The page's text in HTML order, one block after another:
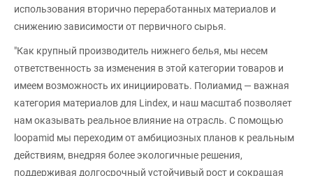
использования вторично переработанных материалов и
снижению зависимости от первичного сырья.
"Как крупный производитель нижнего белья, мы несем
ответственность за изменения в этой категории товаров и
имеем возможность их инициировать. Полиамид — важная
категория материалов для Lindex, и наш масштаб позволяет
нам оказывать реальное влияние на отрасль. С помощью
loopamid мы переходим от амбициозных планов к реальным
действиям, внедряя более экологичные решения,
поддерживая долгосрочный устойчивый рост и сокращая